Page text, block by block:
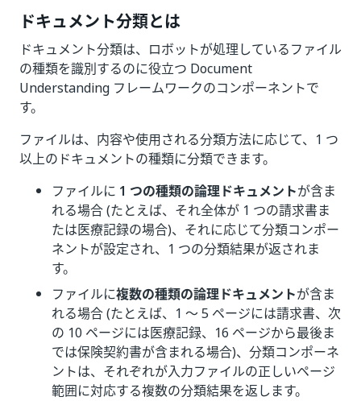
ドキュメント分類とは
ドキュメント分類は、ロボットが処理しているファイル
の種類を識別するのに役立つ Document
Understanding フレームワークのコンポーネントで
す。
ファイルは、内容や使用される分類方法に応じて、1 つ
以上のドキュメントの種類に分類できます。
ファイルに 1 つの種類の論理ドキュメントが含ま
れる場合 (たとえば、それ全体が 1 つの請求書ま
たは医療記録の場合)、それに応じて分類コンポー
ネントが設定され、1 つの分類結果が返されま
す。
ファイルに複数の種類の論理ドキュメントが含ま
れる場合 (たとえば、1 ～ 5 ページには請求書、次
の 10 ページには医療記録、16 ページから最後ま
では保険契約書が含まれる場合)、分類コンポーネ
ントは、それぞれが入力ファイルの正しいページ
範囲に対応する複数の分類結果を返します。